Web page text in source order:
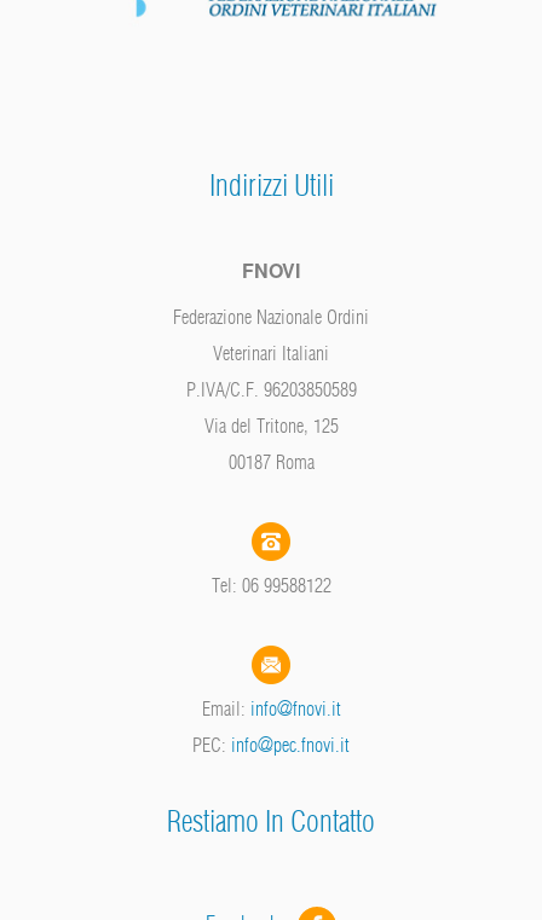
Indirizzi Utili
FNOVI
Federazione Nazionale Ordini
Veterinari Italiani
P.IVA/C.F. 96203850589
Via del Tritone, 125
00187 Roma
Tel: 06 99588122
Email: info@fnovi.it
PEC: info@pec.fnovi.it
Restiamo In Contatto